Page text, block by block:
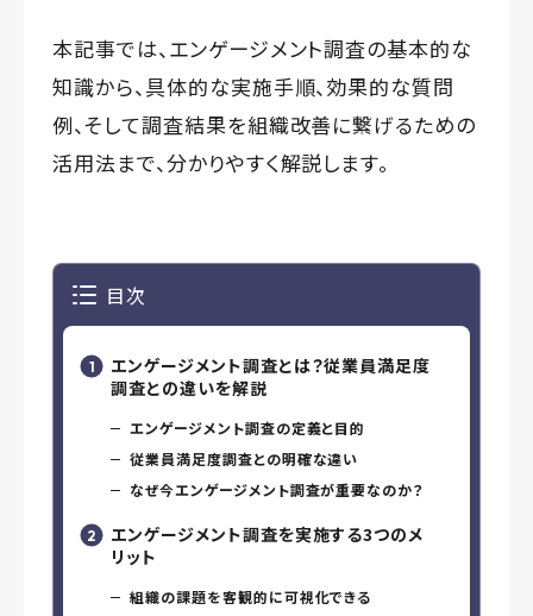
本記事では、エンゲージメント調査の基本的な
知識から、具体的な実施手順、効果的な質問
例、そして調査結果を組織改善に繋げるための
活用法まで、分かりやすく解説します。
目次
エンゲージメント調査とは？従業員満足度
調査との違いを解説
エンゲージメント調査の定義と目的
従業員満足度調査との明確な違い
なぜ今エンゲージメント調査が重要なのか？
エンゲージメント調査を実施する3つのメ
リット
組織の課題を客観的に可視化できる